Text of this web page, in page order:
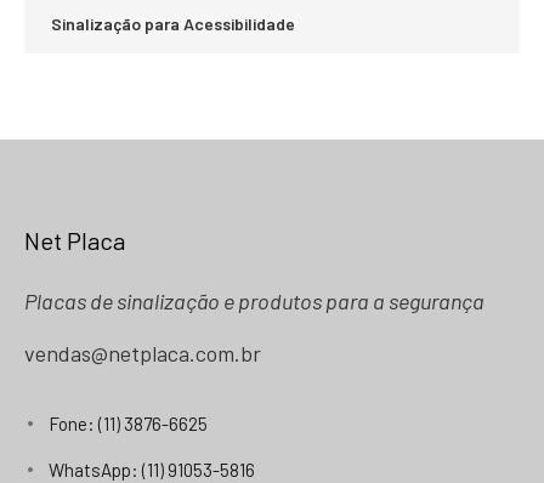
Sinalização para Acessibilidade
Net Placa
Placas de sinalização e produtos para a segurança
vendas@netplaca.com.br
Fone: (11) 3876-6625
WhatsApp: (11) 91053-5816